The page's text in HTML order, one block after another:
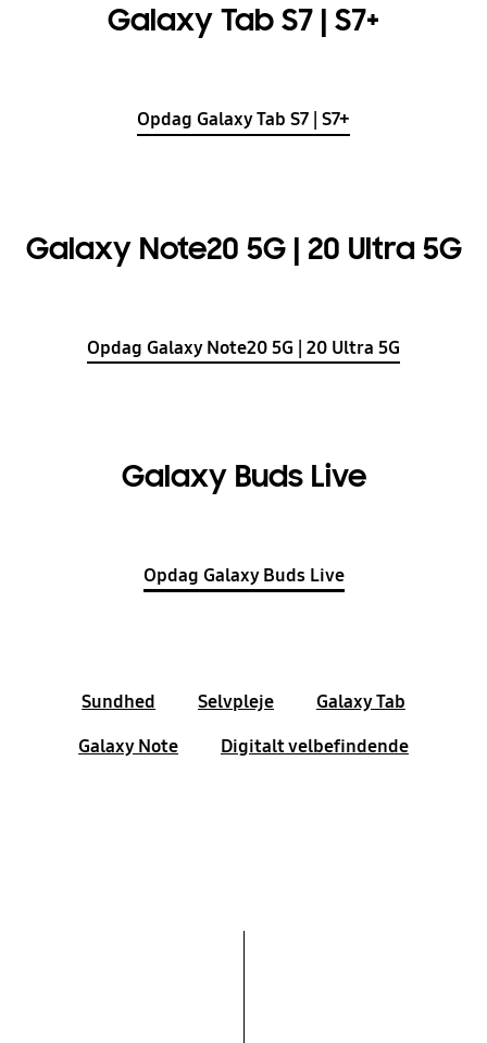
Galaxy Tab S7 | S7+
Opdag Galaxy Tab S7 | S7+
Galaxy Note20 5G | 20 Ultra 5G
Opdag Galaxy Note20 5G | 20 Ultra 5G
Galaxy Buds Live
Opdag Galaxy Buds Live
Sundhed Selvpleje
Galaxy Tab
Galaxy Note
Digitalt velbefindende